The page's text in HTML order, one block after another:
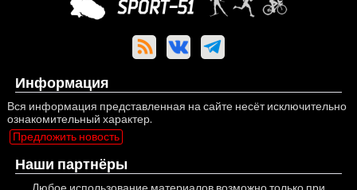
Информация
Вся информация представленная на сайте несёт исключительно
ознакомительный характер.
Предложить новость
Наши партнёры